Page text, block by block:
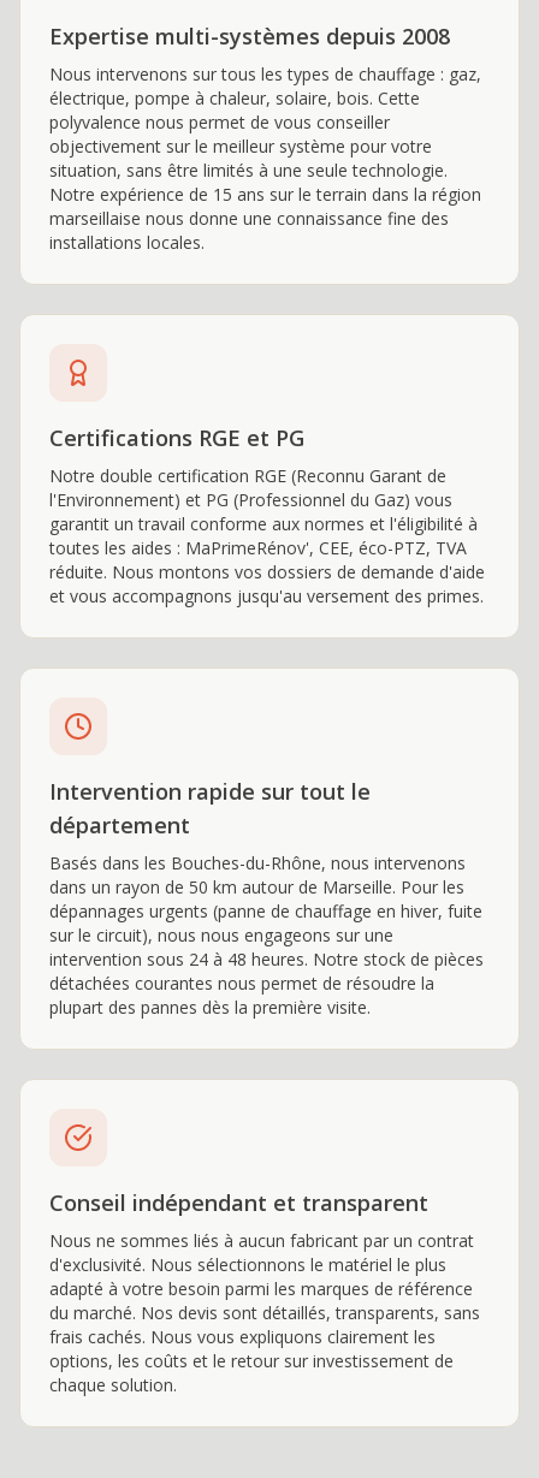
Expertise multi-systèmes depuis 2008
Nous intervenons sur tous les types de chauffage : gaz,
électrique, pompe à chaleur, solaire, bois. Cette
polyvalence nous permet de vous conseiller
objectivement sur le meilleur système pour votre
situation, sans être limités à une seule technologie.
Notre expérience de 15 ans sur le terrain dans la région
marseillaise nous donne une connaissance fine des
installations locales.
Certifications RGE et PG
Notre double certification RGE (Reconnu Garant de
l'Environnement) et PG (Professionnel du Gaz) vous
garantit un travail conforme aux normes et l'éligibilité à
toutes les aides : MaPrimeRénov', CEE, éco-PTZ, TVA
réduite. Nous montons vos dossiers de demande d'aide
et vous accompagnons jusqu'au versement des primes.
Intervention rapide sur tout le
département
Basés dans les Bouches-du-Rhône, nous intervenons
dans un rayon de 50 km autour de Marseille. Pour les
dépannages urgents (panne de chauffage en hiver, fuite
sur le circuit), nous nous engageons sur une
intervention sous 24 à 48 heures. Notre stock de pièces
détachées courantes nous permet de résoudre la
plupart des pannes dès la première visite.
Conseil indépendant et transparent
Nous ne sommes liés à aucun fabricant par un contrat
d'exclusivité. Nous sélectionnons le matériel le plus
adapté à votre besoin parmi les marques de référence
du marché. Nos devis sont détaillés, transparents, sans
frais cachés. Nous vous expliquons clairement les
options, les coûts et le retour sur investissement de
chaque solution.